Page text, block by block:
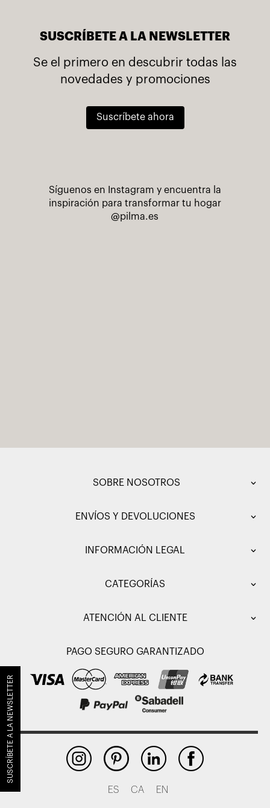
SUSCRÍBETE A LA NEWSLETTER
Se el primero en descubrir todas las
novedades y promociones
Suscríbete ahora
Síguenos en Instagram y encuentra la
inspiración para transformar tu hogar
@pilma.es
SOBRE NOSOTROS
ENVÍOS Y DEVOLUCIONES
INFORMACIÓN LEGAL
CATEGORÍAS
ATENCIÓN AL CLIENTE
PAGO SEGURO GARANTIZADO
SUSCRÍBETE A LA NEWSLETTER
ES CA EN